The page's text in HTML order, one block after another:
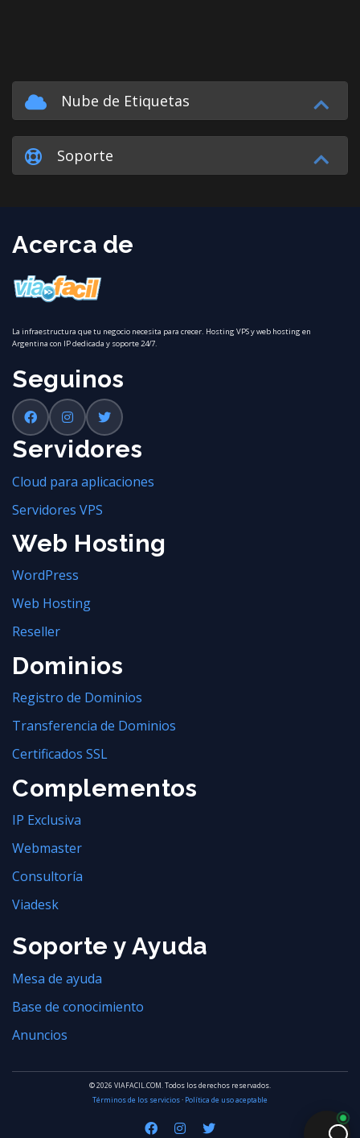
Nube de Etiquetas
Soporte
Acerca de
La infraestructura que tu negocio necesita para crecer. Hosting VPS y web hosting en
Argentina con IP dedicada y soporte 24/7.
Seguinos
Servidores
Cloud para aplicaciones
Servidores VPS
Web Hosting
WordPress
Web Hosting
Reseller
Dominios
Registro de Dominios
Transferencia de Dominios
Certificados SSL
Complementos
IP Exclusiva
Webmaster
Consultoría
Viadesk
Soporte y Ayuda
Mesa de ayuda
Base de conocimiento
Anuncios
© 2026 VIAFACIL.COM. Todos los derechos reservados.
Términos de los servicios· Política de uso aceptable